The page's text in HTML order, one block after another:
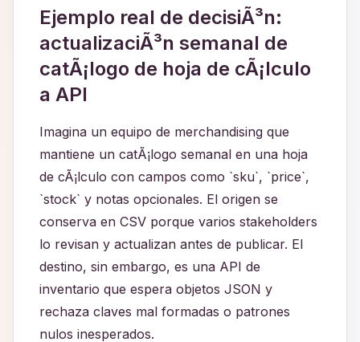
Ejemplo real de decisiÃ³n:
actualizaciÃ³n semanal de
catÃ¡logo de hoja de cÃ¡lculo
a API
Imagina un equipo de merchandising que
mantiene un catÃ¡logo semanal en una hoja
de cÃ¡lculo con campos como `sku`, `price`,
`stock` y notas opcionales. El origen se
conserva en CSV porque varios stakeholders
lo revisan y actualizan antes de publicar. El
destino, sin embargo, es una API de
inventario que espera objetos JSON y
rechaza claves mal formadas o patrones
nulos inesperados.